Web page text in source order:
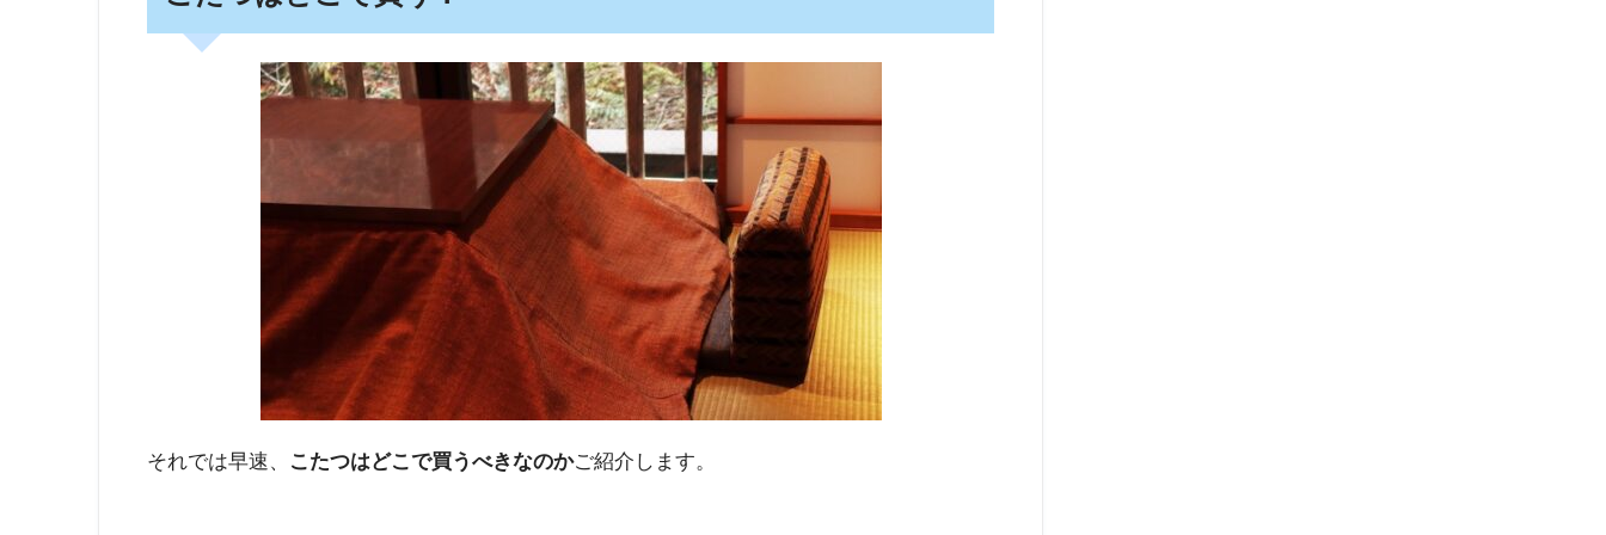
それでは早速、 こたつはどこで買うべきなのかご紹介します。